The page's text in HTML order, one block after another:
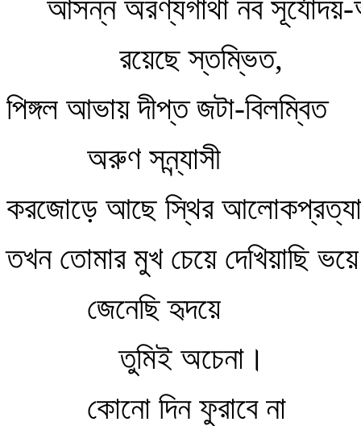
আসন্ন অরণ্যগাথা নব
রয়েছে স্তম্ভিত,
পিঙ্গল আভায় দীপ্ত জটা-বিলম্বিত
অরুণ সন্ন্যাসী
করজোড়ে আছে স্থির
তখন তোমার মুখ চেয়ে দেখিয়াছি
জেনেছি হৃদয়ে
তুমিই অচেনা।
কোনো দিন ফুরাবে না